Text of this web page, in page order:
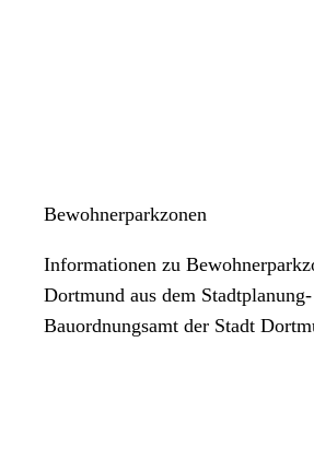
Bewohnerparkzonen
Informationen zu
Dortmund aus dem
Bauordnungsamt der Stadt